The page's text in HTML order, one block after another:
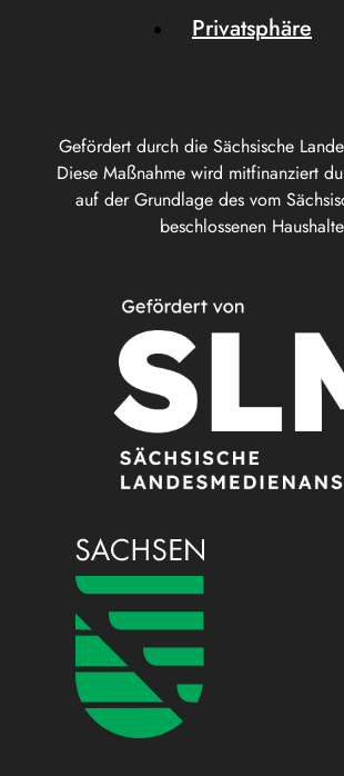
Gefördert durch die Sächsische
Diese Maßnahme wird mitfinanziert
auf der Grundlage des vom
beschlossenen
Privatsphäre